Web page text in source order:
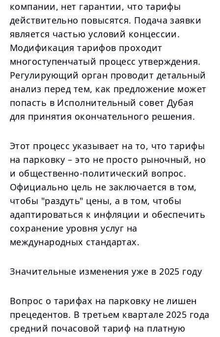
компании, нет гарантии, что тарифы
действительно повысятся. Подача заявки
является частью условий концессии.
Модификация тарифов проходит
многоступенчатый процесс утверждения.
Регулирующий орган проводит детальный
анализ перед тем, как предложение может
попасть в Исполнительный совет Дубая
для принятия окончательного решения.
Этот процесс указывает на то, что тарифы
на парковку – это не просто рыночный, но
и общественно-политический вопрос.
Официально цель не заключается в том,
чтобы "раздуть" цены, а в том, чтобы
адаптироваться к инфляции и обеспечить
сохранение уровня услуг на
международных стандартах.
Значительные изменения уже в 2025 году
Вопрос о тарифах на парковку не лишен
прецедентов. В третьем квартале 2025 года
средний почасовой тариф на платную